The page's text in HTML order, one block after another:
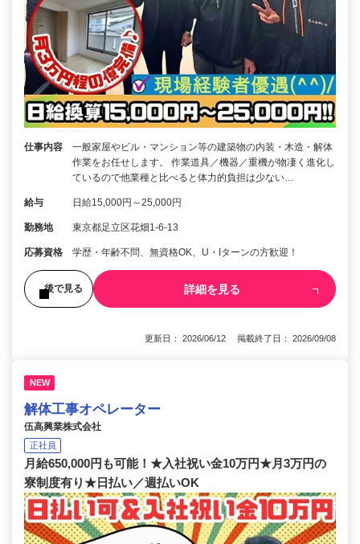
仕事内容
一般家屋やビル・マンション等の建築物の内装・木造・解体
作業をお任せします。 作業道具／機器／重機が物凄く進化し
ているので他業種と比べると体力的負担は少ない…
給与 日給15,000円～25,000円
勤務地 東京都足立区花畑1-6-13
応募資格 学歴・年齢不問、無資格OK、U・Iターンの方歓迎！
後で見る 詳細を見る
更新日： 2026/06/12 掲載終了日： 2026/09/08
NEW
解体工事オペレーター
伍高興業株式会社
正社員
月給650,000円も可能！★入社祝い金10万円★月3万円の
寮制度有り★日払い／週払いOK